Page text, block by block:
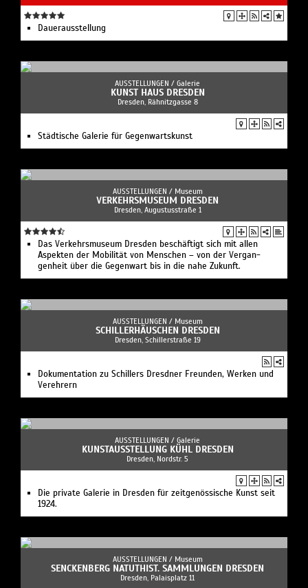
Dauerausstellung
AUSSTELLUNGEN / Galerie
KUNST HAUS DRESDEN
Dresden, Rähnitzgasse 8
Städtische Galerie für Gegenwartskunst
AUSSTELLUNGEN / Museum
VERKEHRSMUSEUM DRESDEN
Dresden, Augustusstraße 1
Das Verkehrs­museum Dresden beschäftigt sich mit allen
Aspekten der Mobilität von Menschen – von der Vergan­
genheit über die Gegenwart bis in die nahe Zukunft.
AUSSTELLUNGEN / Museum
SCHILLERHÄUSCHEN DRESDEN
Dresden, Schillerstraße 19
Dokumentation zu Schillers Dresdner Freunden, Werken und
Verehrern
AUSSTELLUNGEN / Galerie
KUNSTAUSSTELLUNG KÜHL DRESDEN
Dresden, Nordstr. 5
Die private Galerie in Dresden für zeitgenössische Kunst seit
1924.
AUSSTELLUNGEN / Museum
SENCKENBERG NATUTHIST. SAMMLUNGEN DRESDEN
Dresden, Palaisplatz 11